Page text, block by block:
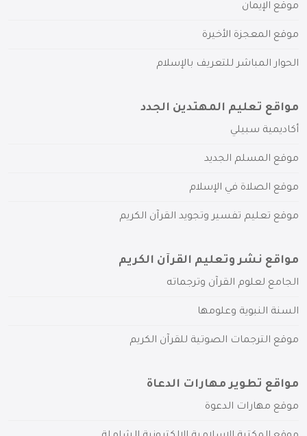
موقع الإيمان
موقع المعجزة الأخيرة
الحوار المباشر للتعريف بالإسلام
مواقع تعليم المهتدين الجدد
أكاديمية سبيلي
موقع المسلم الجديد
موقع الصلاة في الإسلام
موقع تعليم تفسير وتجويد القرآن الكريم
مواقع نشر وتعليم القرآن الكريم
الجامع لعلوم القرآن وترجماته
السنة النبوية وعلومها
موقع الترجمات الصوتية للقرآن الكريم
مواقع تطوير مهارات الدعاة
موقع مهارات الدعوة